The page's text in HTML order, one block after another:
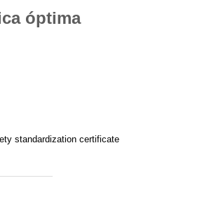
óptima
standardization certificate